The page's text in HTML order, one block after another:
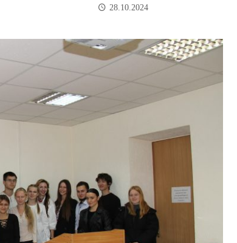
28.10.2024